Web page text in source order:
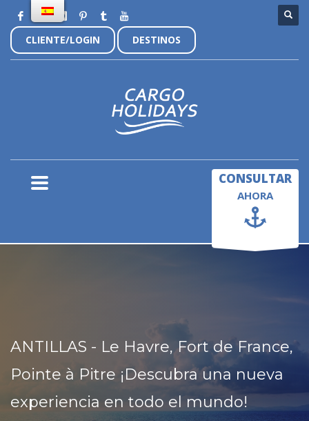
CLIENTE/LOGIN DESTINOS
CONSULTAR
AHORA
ANTILLAS - Le Havre, Fort de France,
Pointe à Pitre ¡Descubra una nueva
experiencia en todo el mundo!